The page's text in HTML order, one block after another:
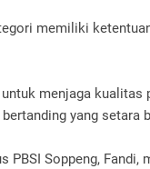
memiliki
menjaga
yang setara
PBSI Soppeng,